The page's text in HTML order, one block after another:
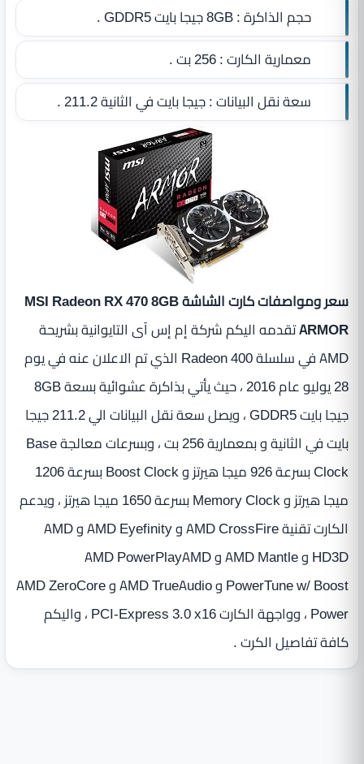
حجم الذاكرة :8GB جيجا بايت GDDR5
.
معمارية الكارت :256 بت .
سعة نقل البيانات :جيجا بايت في الثانية 211.2 .
سعر ومواصفات كارت الشاشة MSI Radeon RX 470 8GB
ARMORتقدمه اليكم شركة إم إس آى التايوانية بشريحة
AMD في سلسلة Radeon 400 الذي تم الاعلان عنه في يوم
28 يوليو عام 2016 ، حيث يأتي بذاكرة عشوائية بسعة 8GB
جيجا بايت GDDR5 ، ويصل سعة نقل البيانات الي 211.2 جيجا
بايت في الثانية و بمعمارية 256 بت ، وبسرعات معالجة Base
Clock بسرعة 926 ميجا هيرتز و Boost Clock بسرعة 1206
ميجا هيرتز و Memory Clock بسرعة 1650 ميجا هيرتز ، ويدعم
الكارت تقنية AMD CrossFire و AMD Eyefinity و AMD
HD3D و AMD Mantle و AMD PowerPlayAMD
PowerTune w/ Boost و AMD TrueAudio و AMD ZeroCore
Power ، وواجهة الكارت PCI-Express 3.0 x16 ، واليكم
كافة تفاصيل الكرت .